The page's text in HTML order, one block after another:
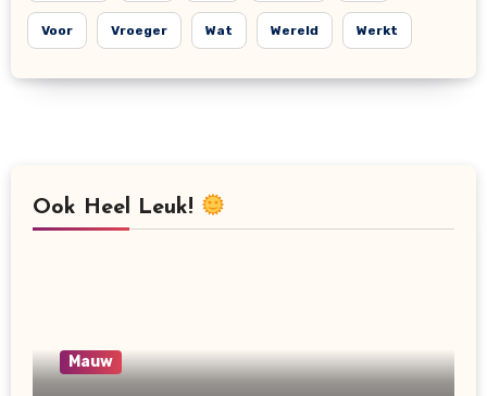
Voor Vroeger Wat Wereld Werkt
Ook Heel Leuk!
Mauw